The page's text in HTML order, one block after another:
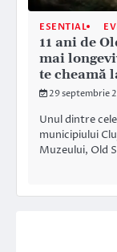
ESENTIAL
11 ani de
mai
te cheamă
29 septembrie
Unul dintre
municipiului
Muzeului, Old